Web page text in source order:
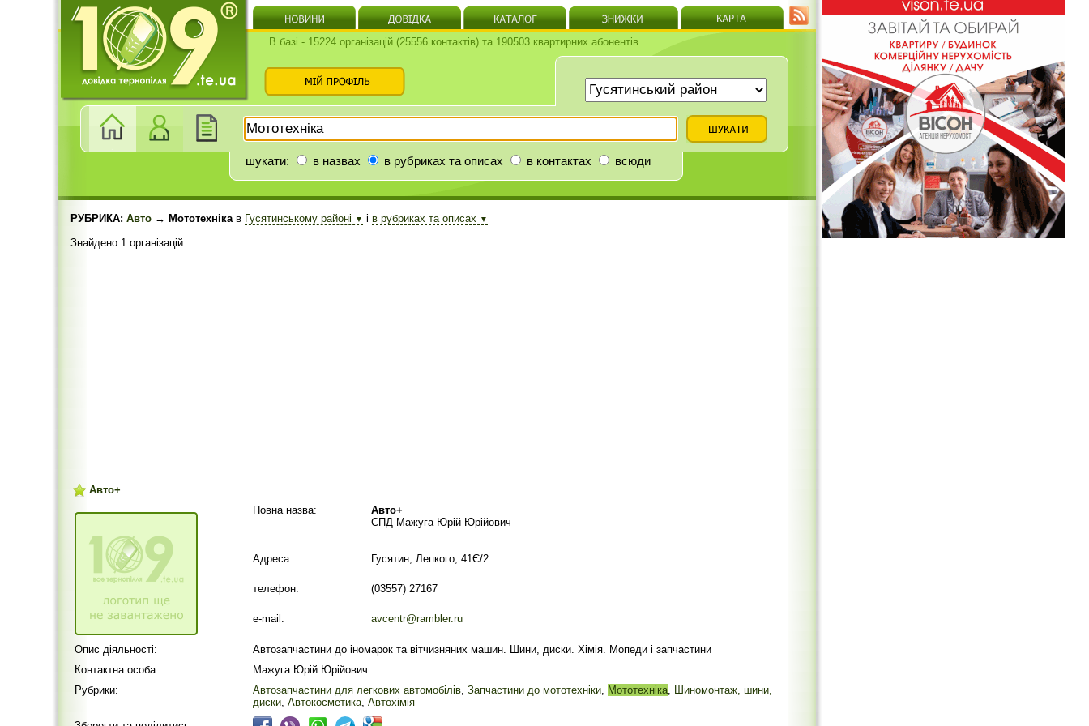
В базі - 15224 організацій (25556 контактів) та 190503 квартирних абонентів
шукати: в назвах в рубриках та описах в контактах всюди
РУБРИКА: Авто → Мототехнікав Гусятинському районі ▼ і в рубриках та описах ▼
Знайдено 1 організацій:
Авто+
Повна назва:
Авто+
СПД Мажуга Юрій Юрійович
Адреса: Гусятин, Лепкого, 41Є/2
телефон: (03557) 27167
e-mail: avcentr@rambler.ru
Опис діяльності:
Автозапчастини до іномарок та вітчизняних машин. Шини, диски. Хімія. Мопеди і запчастини
Контактна особа:
Мажуга Юрій Юрійович
Рубрики:
Автозапчастини для легкових автомобілів, Запчастини до мототехніки, Мототехніка, Шиномонтаж, шини,
диски, Автокосметика, Автохімія